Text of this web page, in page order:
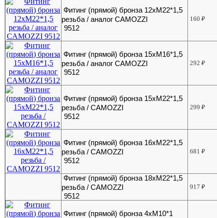
Фитинг (прямой) бронза 12хМ22*1,5
резьба / аналог CAMOZZI
9512
160₽
Фитинг (прямой) бронза 15хМ16*1,5
резьба / аналог CAMOZZI
9512
292₽
Фитинг (прямой) бронза 15хМ22*1,5
резьба / CAMOZZI
9512
299₽
Фитинг (прямой) бронза 16хМ22*1,5
резьба / CAMOZZI
9512
681₽
Фитинг (прямой) бронза 18хМ22*1,5
резьба / CAMOZZI
9512
917₽
Фитинг (прямой) бронза 4хМ10*1